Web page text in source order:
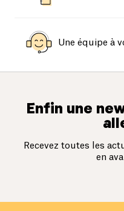
Une équipe à
Enfin une
Recevez toutes les
en